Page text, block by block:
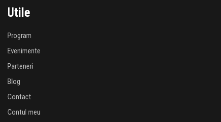
Utile
Program
Evenimente
Parteneri
Blog
Contact
Contul meu